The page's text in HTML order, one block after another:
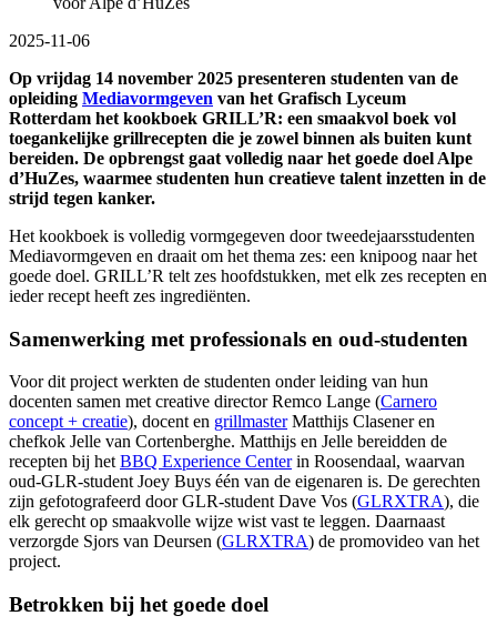
2025-11-06
Op vrijdag 14 november 2025 presenteren studenten van de
opleiding Mediavormgeven van het Grafisch Lyceum
Rotterdam het kookboek GRILL’R: een smaakvol boek vol
toegankelijke grillrecepten die je zowel binnen als buiten kunt
bereiden. De opbrengst gaat volledig naar het goede doel Alpe
d’HuZes, waarmee studenten hun creatieve talent inzetten in de
strijd tegen kanker.
Het kookboek is volledig vormgegeven door tweedejaarsstudenten
Mediavormgeven en draait om het thema zes: een knipoog naar het
goede doel. GRILL’R telt zes hoofdstukken, met elk zes recepten en
ieder recept heeft zes ingrediënten.
Samenwerking met professionals en oud-studenten
Voor dit project werkten de studenten onder leiding van hun
docenten samen met creative director Remco Lange (Carnero
concept + creatie), docent en grillmasterMatthijs Clasener en
chefkok Jelle van Cortenberghe. Matthijs en Jelle bereidden de
recepten bij hetBBQ Experience Centerin Roosendaal, waarvan
oud-GLR-student Joey Buys één van de eigenaren is. De gerechten
zijn gefotografeerd door GLR-student Dave Vos (GLRXTRA), die
elk gerecht op smaakvolle wijze wist vast te leggen. Daarnaast
verzorgde Sjors van Deursen (GLRXTRA) de promovideo van het
project.
Betrokken bij het goede doel